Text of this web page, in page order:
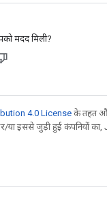
मदद मिली?
4.0 Licenseके तहत
इससे जुड़ी हुई कंपनियों का,